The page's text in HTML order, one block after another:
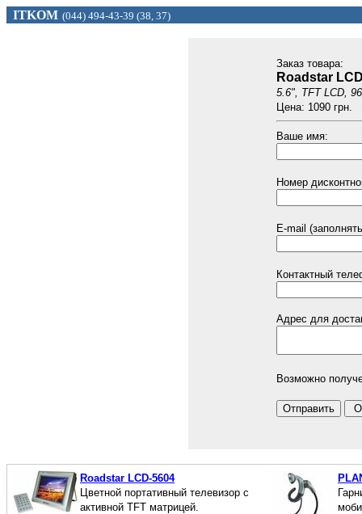
ITKOM (044) 494-43-39 (38, 37)
Заказ товарa:
Roadstar
5.6", TFT LCD,
Цена: 1090 грн.
Ваше имя:
Номер
E-mail
Контактный
Адрес для
Возможно
Roadstar LCD-5604
Цветной портативный телевизор с
активной TFT матрицей.